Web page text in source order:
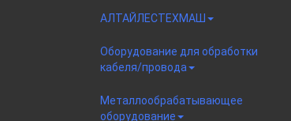
АЛТАЙЛЕСТЕХМАШ
Оборудование для обработки
кабеля/провода
Металлообрабатывающее
оборудование